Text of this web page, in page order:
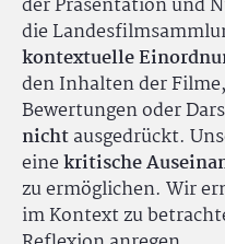
der Präsentation und
die
kontextuelle
den Inhalten der
Bewertungen oder
nichtausgedrückt.
einekritische
zu ermöglichen. Wir
im Kontext zu